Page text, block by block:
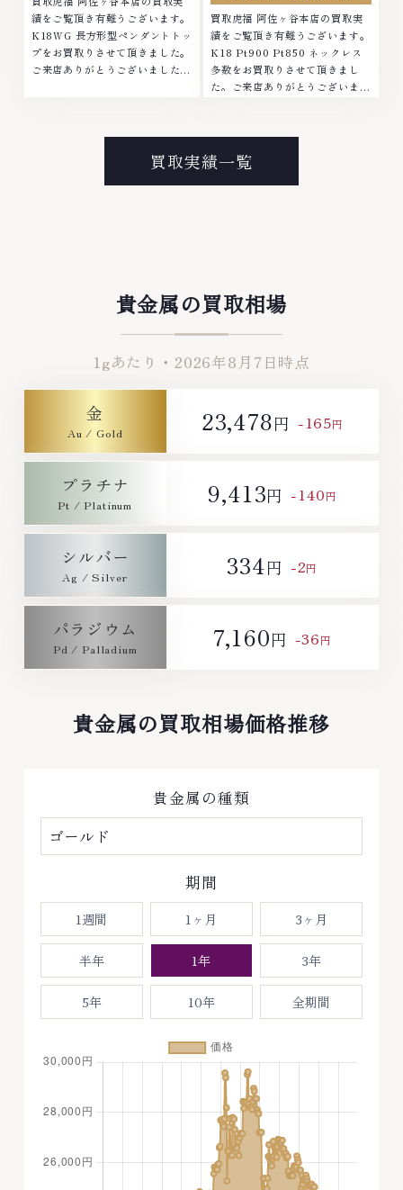
績をご覧頂き有難うございます。
K18WG 長方形型ペンダントトッ
プをお買取りさせて頂きました。
ご来店ありがとうございました。
ら、お任せくださいなかでも金・
プラチナ等のアクセサリー・貴金
属・宝石・ダイヤモンド・ジュエ
リーや ブランド品・時計等は特
ており、他店ではお値段の付かな
かったお品物でも、一点一点丁寧
959-764営業時間: 10:00～
買取虎福 阿佐ヶ谷本店の買取実
績をご覧頂き有難うございます。
K18 Pt900 Pt850 ネックレス
多数をお買取りさせて頂きまし
た。ご来店ありがとうございまし
ブランド衣類 お酒買取りのこと
なら、お任せくださいなかでも
金・プラチナ等のアクセサリー・
貴金属・宝石・ダイヤモンド・ジ
計、多くのお品物の高価買取りを
実現しており、他店ではお値段の
軽にご連絡ください。TEL:
買取実績一覧
貴金属の買取相場
1gあたり・ 2026年8月7日時点
金 23,478円 -165円
プラチナ 9,413円 -140円
シルバー 334円 -2円
パラジウム 7,160円 -36円
貴金属の買取相場価格推移
貴金属の種類
期間
1週間 1ヶ月 3ヶ月
半年 1年 3年
5年 10年 全期間